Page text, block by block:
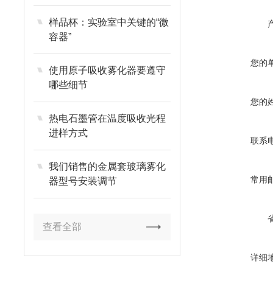
样品杯：实验室中关键的“微
容器”
使用原子吸收雾化器要遵守
哪些细节
热电石墨管在温度吸收光程
进样方式
我们销售的金属套玻璃雾化
器型号安装调节
查看全部
您的
您的
联系
常用
详细